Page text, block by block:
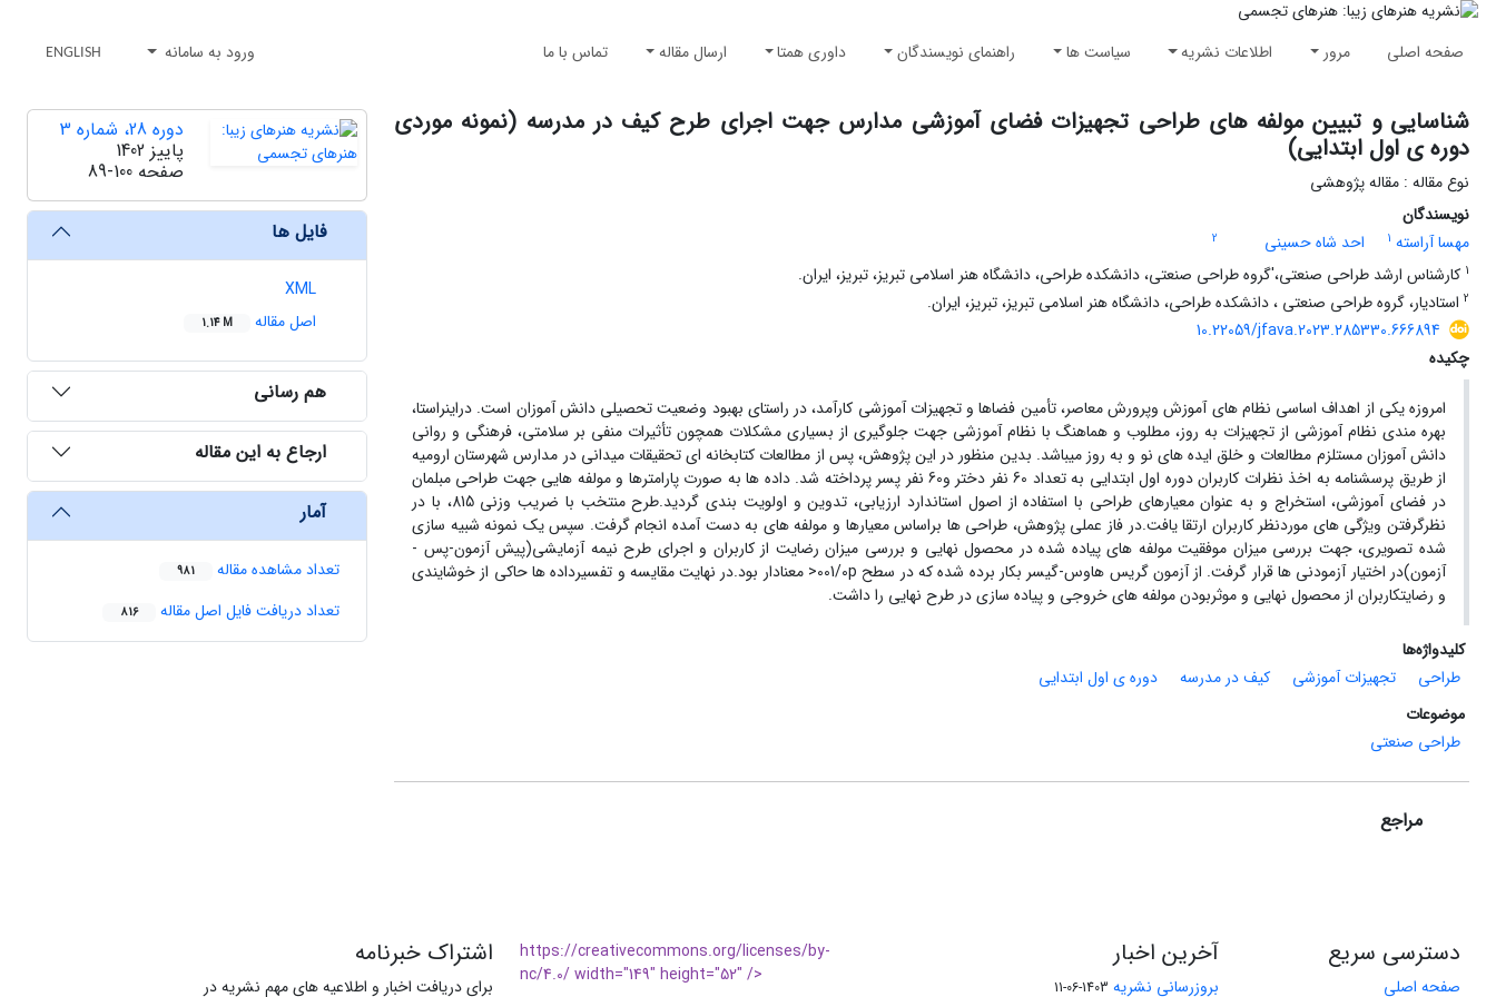
صفحه اصلی مرور اطلاعات نشریه سیاست ها راهنمای نویسندگان داوری همتا ارسال مقاله تماس با ما ورود به سامانه ENGLISH
شناسایی و تبیین مولفه های طراحی تجهیزات فضای آموزشی مدارس جهت اجرای طرح کیف در مدرسه (نمونه موردی
دوره ی اول ابتدایی)
نوع مقاله : مقاله پژوهشی
نویسندگان
مهسا آراسته 1 احد شاه حسینی
2
1 کارشناس ارشد طراحی صنعتی،'گروه طراحی صنعتی، دانشکده طراحی، دانشگاه هنر اسلامی تبریز، تبریز، ایران.
2 استادیار، گروه طراحی صنعتی ، دانشکده طراحی، دانشگاه هنر اسلامی تبریز، تبریز، ایران.
10.22059/jfava.2023.285330.666894
چکیده
امروزه یکی از اهداف اساسی نظام ­های آموزش­ وپرورش معاصر، تأمین فضاها و تجهیزات ­آموزشی کارآمد، در راستای بهبود وضعیت تحصیلی دانش­­ آموزان است. دراین­راستا،
بهره­ مندی نظام ­آموزشی از تجهیزات به­ روز، مطلوب و هماهنگ با نظام ­آموزشی جهت جلوگیری از بسیاری مشکلات همچون تأثیرات منفی بر سلامتی، فرهنگی و روانی
دانش ­آموزان مستلزم مطالعات و خلق ایده­ های نو و به روز می­باشد. بدین­ منظور در این پژوهش، پس از مطالعات­ کتابخانه ­ای تحقیقات­ میدانی در مدارس شهرستان ارومیه
از طریق پرسشنامه به اخذ نظرات کاربران دوره اول ­ابتدایی به تعداد 60 نفر دختر و60 نفر پسر پرداخته شد. داده­ ها به­ صورت پارامترها و مولفه ­هایی جهت طراحی مبلمان
در فضای­ آموزشی، استخراج و به عنوان معیارهای طراحی با استفاده از اصول ­استاندارد ارزیابی، تدوین و اولویت ­بندی گردید.طرح منتخب با ضریب وزنی 815، با در
نظرگرفتن ویژگی ­های موردنظر کاربران ارتقا یافت.در فاز عملی پژوهش، طراحی ­ها براساس معیارها و مولفه ­های به­ دست آمده انجام گرفت. سپس یک نمونه شبیه ­سازی
شده تصویری، جهت بررسی میزان موفقیت مولفه ­های پیاده شده در محصول­ نهایی و بررسی میزان رضایت از کاربران و اجرای طرح نیمه ­آزمایشی(پیش ­آزمون-پس ­
آزمون)در اختیار آزمودنی ­ها قرار گرفت. از آزمون گریس ­هاوس-گیسر بکار برده شده که در سطح 001/0p< معنادار بود.در نهایت مقایسه و تفسیرداده ­ها حاکی از خوشایندی
و رضایت­کاربران از محصول ­نهایی و موثربودن مولفه­ های خروجی و پیاده ­سازی در طرح نهایی را داشت.
کلیدواژه‌ها
طراحی
تجهیزات آموزشی کیف در مدرسه
دوره ی اول ابتدایی
موضوعات
طراحی صنعتی
مراجع
دوره 28، شماره 3
پاییز 1402
صفحه 89-100
فایل ها
XML
اصل مقاله
1.14 M
هم رسانی
ارجاع به این مقاله
آمار
تعداد مشاهده مقاله 981
تعداد دریافت فایل اصل مقاله 816
دسترسی سریع
صفحه اصلی
آخرین اخبار
بروزرسانی نشریه 1403-06-11
https://creativecommons.org/licenses/by-
nc/4.0/ width="149" height="52" />
اشتراک خبرنامه
برای دریافت اخبار و اطلاعیه های مهم نشریه در